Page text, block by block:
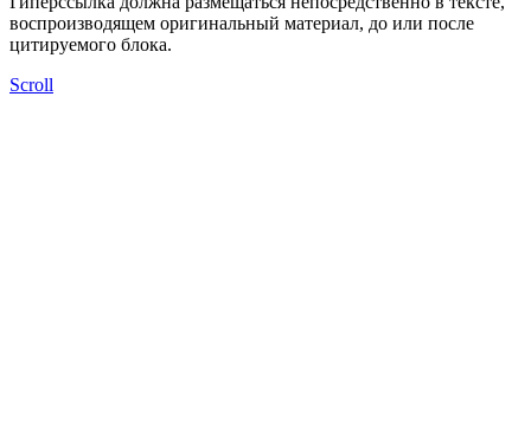
воспроизводящем оригинальный материал, до или после
цитируемого блока.
Scroll